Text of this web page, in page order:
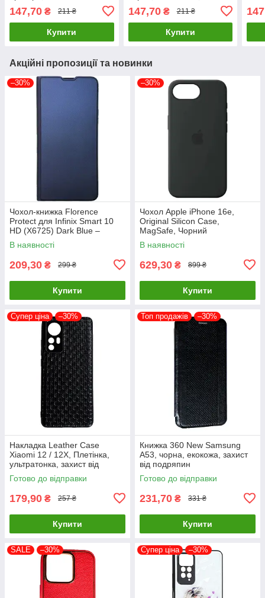
ефект
147,70 ₴ 211 ₴
Купити
147,70₴ 211 ₴
Купити
Акційні пропозиції та новинки
–30%
Чохол-книжка Florence
Protect для Infinix Smart 10
HD (X6725) Dark Blue –
стильний та надійний захист
смартфона з магнітно
В наявності
209,30 ₴ 299 ₴
Купити
–30%
Чохол Apple iPhone 16e,
Original Silicon Case,
MagSafe, Чорний
В наявності
629,30 ₴ 899 ₴
Купити
Супер ціна –30%
Накладка Leather Case
Xiaomi 12 / 12X, Плетінка,
ультратонка, захист від
подряпин і пилу
Готово до відправки
179,90 ₴ 257 ₴
Купити
Топ продажів –30%
Книжка 360 New Samsung
A53, чорна, екокожа, захист
від подряпин
Готово до відправки
231,70 ₴ 331 ₴
Купити
SALE –30% Супер ціна –30%